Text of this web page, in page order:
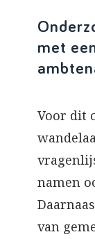
met
Voor dit
namen
van